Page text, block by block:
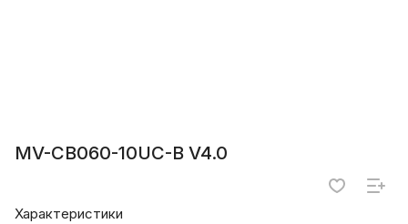
MV-CB060-10UC-B V4.0
Характеристики